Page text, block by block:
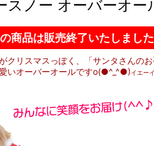
スノー オーバーオー
商品は販売終了いたしまし
クリスマスっぽく、「サンタさんの
いオーバーオールですo(●^_^●)イエー